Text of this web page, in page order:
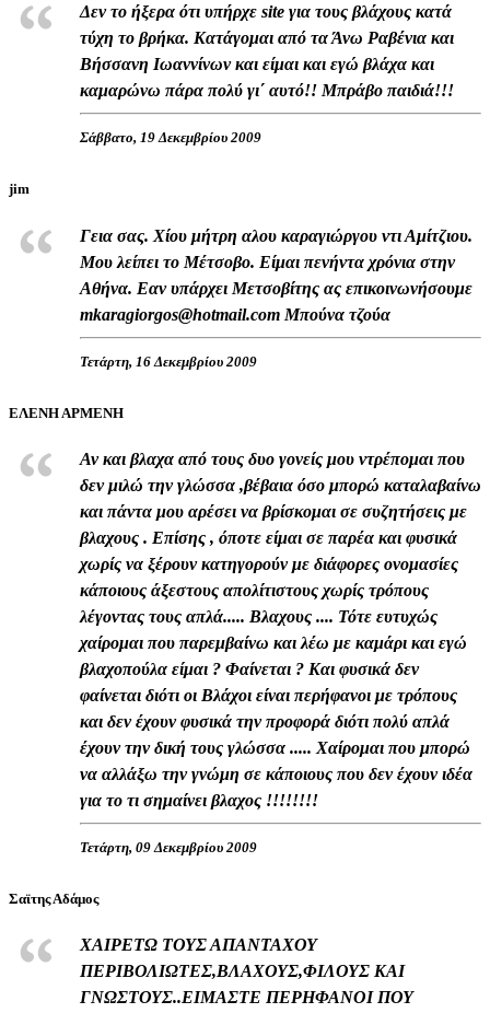
Δεν το ήξερα ότι υπήρχε site για τους βλάχους κατά
τύχη το βρήκα. Κατάγομαι από τα Άνω Ραβένια και
Βήσσανη Ιωαννίνων και είμαι και εγώ βλάχα και
καμαρώνω πάρα πολύ γι΄ αυτό!! Μπράβο παιδιά!!!
Σάββατο, 19 Δεκεμβρίου 2009
jim
Γεια σας. Χίου μήτρη αλου καραγιώργου ντι Αμίτζιου.
Μου λείπει το Μέτσοβο. Είμαι πενήντα χρόνια στην
Αθήνα. Εαν υπάρχει Μετσοβίτης ας επικοινωνήσουμε
mkaragiorgos@hotmail.com Μπούνα τζούα
Τετάρτη, 16 Δεκεμβρίου 2009
ΕΛΕΝΗ ΑΡΜΕΝΗ
Αν και βλαχα από τους δυο γονείς μου ντρέπομαι που
δεν μιλώ την γλώσσα ,βέβαια όσο μπορώ καταλαβαίνω
και πάντα μου αρέσει να βρίσκομαι σε συζητήσεις με
βλαχους . Επίσης , όποτε είμαι σε παρέα και φυσικά
χωρίς να ξέρουν κατηγορούν με διάφορες ονομασίες
κάποιους άξεστους απολίτιστους χωρίς τρόπους
λέγοντας τους απλά..... Βλαχους .... Τότε ευτυχώς
χαίρομαι που παρεμβαίνω και λέω με καμάρι και εγώ
βλαχοπούλα είμαι ? Φαίνεται ? Και φυσικά δεν
φαίνεται διότι οι Βλάχοι είναι περήφανοι με τρόπους
και δεν έχουν φυσικά την προφορά διότι πολύ απλά
έχουν την δική τους γλώσσα ..... Χαίρομαι που μπορώ
να αλλάξω την γνώμη σε κάποιους που δεν έχουν ιδέα
για το τι σημαίνει βλαχος !!!!!!!!
Τετάρτη, 09 Δεκεμβρίου 2009
Σαϊτης Αδάμος
ΧΑΙΡΕΤΩ ΤΟΥΣ ΑΠΑΝΤΑΧΟΥ
ΠΕΡΙΒΟΛΙΩΤΕΣ,ΒΛΑΧΟΥΣ,ΦΙΛΟΥΣ ΚΑΙ
ΓΝΩΣΤΟΥΣ..ΕΙΜΑΣΤΕ ΠΕΡHΦΑΝΟΙ ΠΟΥ